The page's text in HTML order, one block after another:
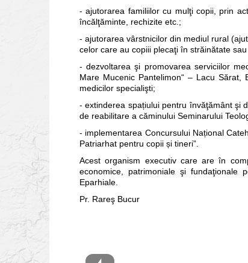
- ajutorarea familiilor cu mulţi copii, prin
încălţăminte, rechizite etc.;
- ajutorarea vârstnicilor din mediul rural
celor care au copiii plecaţi în străinătate
- dezvoltarea şi promovarea serviciilor
Mare Mucenic Pantelimon“ – Lacu
medicilor specialişti;
- extinderea spațiului pentru învăţământ şi
de reabilitare a căminului Seminarului
- implementarea Concursului Național
Patriarhat pentru copii și tineri”.
Acest organism executiv care are în
economice, patrimoniale şi fundaţionale
Eparhiale.
Pr. Rareş Bucur